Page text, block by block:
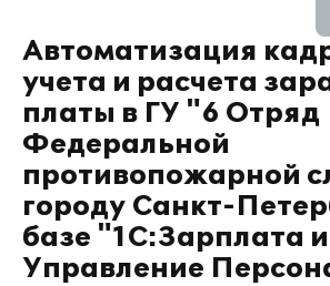
Автоматизация
учета и расчета
платы в ГУ "6 Отряд
Федеральной
противопожарной
городу Санкт-
базе "1С:Зарплата и
Управление